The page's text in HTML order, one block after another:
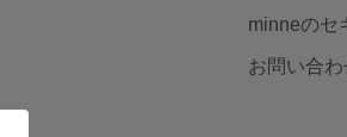
minneのセ
お問い合わ